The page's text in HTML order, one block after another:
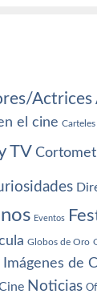
Actrices
el cine Carteles
TV
Eventos
Globos de Oro
Imágenes de
Noticias